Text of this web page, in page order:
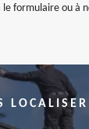
formulaire ou à
LOCALISER